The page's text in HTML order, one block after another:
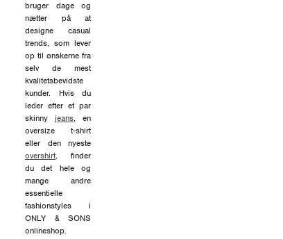
bruger dage og
nætter på at
designe casual
trends, som lever
op til ønskerne fra
selv de mest
kvalitetsbevidste
kunder. Hvis du
leder efter et par
skinny jeans, en
oversize t-shirt
eller den nyeste
overshirt, finder
du det hele og
mange andre
essentielle
fashionstyles i
ONLY & SONS
onlineshop.